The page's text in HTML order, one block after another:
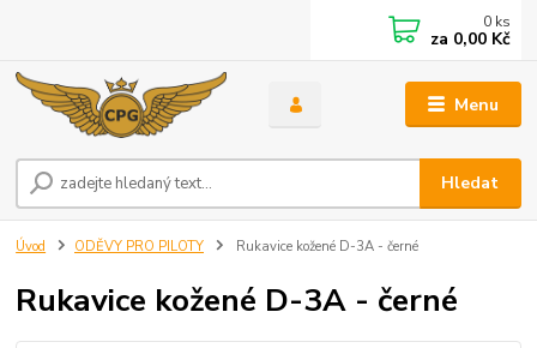
Menu
Hledat
0 ks
za 0,00 Kč
Úvod ODĚVY PRO PILOTY Rukavice kožené D-3A - černé
Rukavice kožené D-3A - černé